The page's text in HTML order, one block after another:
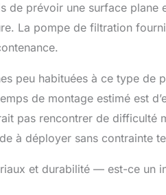
de prévoir une surface plane
La pompe de filtration
peu habituées à ce type
de montage estimé est
pas rencontrer de difficulté
à déployer sans contrainte
et durabilité — est-ce un